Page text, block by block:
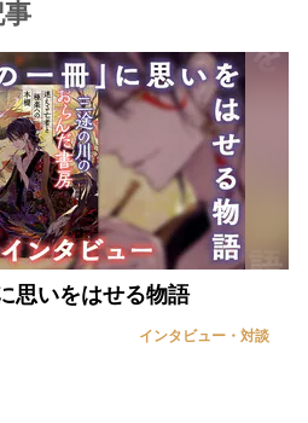
思いをはせる物語
インタビュー・対談